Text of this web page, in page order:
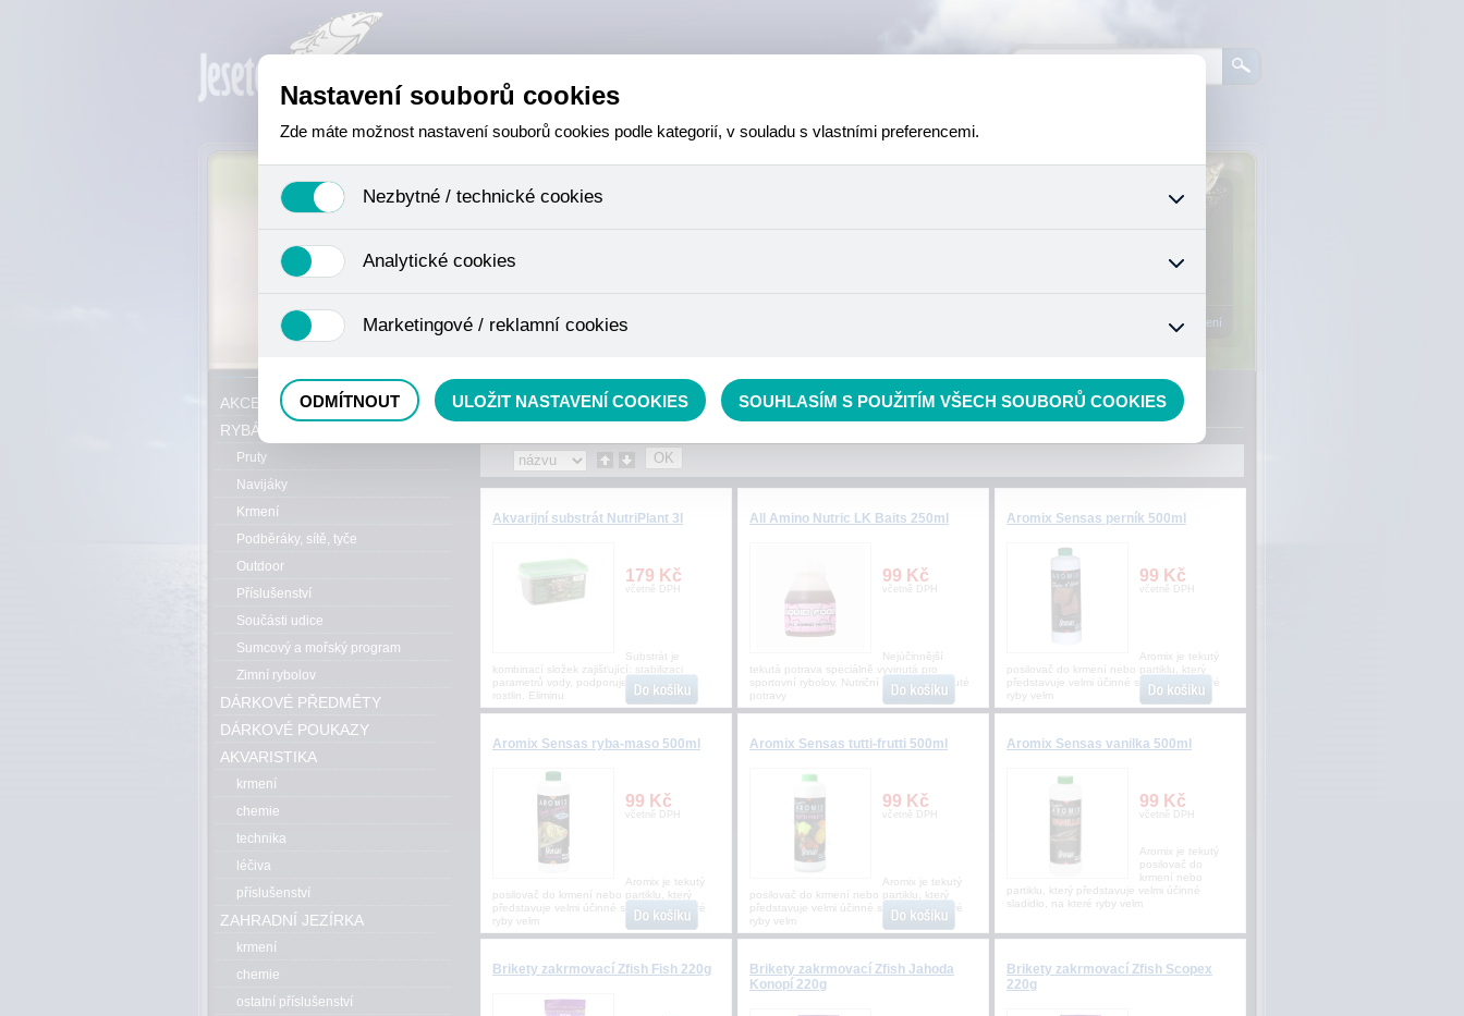
Přihlášení
AKCE, SLEVY, VÝPRODEJ
Akvarijní substrát NutriPlant 3l
179 Kč
včetně DPH
Substrát je
kombinací složek zajišťující: stabilizaci
parametrů vody, podporuje vývoj kořenů
rostlin. Eliminu
All Amino Nutric LK Baits 250ml
99 Kč
včetně DPH
Nejúčinnější
tekutá potrava speciálně vyvinutá pro
sportovní rybolov. Nutriční signál této tekuté
potravy
Aromix Sensas perník 500ml
99 Kč
včetně DPH
Aromix je tekutý
posilovač do krmení nebo partiklu, který
představuje velmi účinné sladidlo, na které
ryby velm
Aromix Sensas ryba-maso 500ml
99 Kč
včetně DPH
Aromix je tekutý
posilovač do krmení nebo partiklu, který
představuje velmi účinné sladidlo, na které
ryby velm
Aromix Sensas tutti-frutti 500ml
99 Kč
včetně DPH
Aromix je tekutý
posilovač do krmení nebo partiklu, který
představuje velmi účinné sladidlo, na které
ryby velm
Aromix Sensas vanilka 500ml
99 Kč
včetně DPH
Aromix je tekutý
posilovač do
krmení nebo
partiklu, který představuje velmi účinné
sladidlo, na které ryby velm
Brikety zakrmovací Zfish Fish 220g
Brikety zakrmovací Zfish Jahoda
Konopí 220g
Brikety zakrmovací Zfish Scopex
220g
AKCE, SLEVY, VÝPRODEJ
RYBÁŘSKÝ SORTIMENT
Pruty
Navijáky
Krmení
Podběráky, sítě, tyče
Outdoor
Příslušenství
Součásti udice
Sumcový a mořský program
Zimní rybolov
DÁRKOVÉ PŘEDMĚTY
DÁRKOVÉ POUKAZY
AKVARISTIKA
krmení
chemie
technika
léčiva
příslušenství
ZAHRADNÍ JEZÍRKA
krmení
chemie
ostatní příslušenství
Nastavení souborů cookies
Zde máte možnost nastavení souborů cookies podle kategorií, v souladu s vlastními preferencemi.
Nezbytné / technické cookies
se mimo jiné k ukládání produktů v nákupním košíku, ovládání filtrů a také nastavení souhlasu s uživáním cookies. Pro tyto cookies
není zapotřebí Váš souhlas a není možné jej ani odebrat.
Analytické cookies
nejedná o osobní údaje, protože anonymizované cookies nelze přiřadit konkrétnímu uživateli. Proto nedokážeme zjistit navštívené
odkazy, prohlížené zboží apod.
Marketingové / reklamní cookies
ODMÍTNOUT ULOŽIT NASTAVENÍ COOKIES SOUHLASÍM S POUŽITÍM VŠECH SOUBORŮ COOKIES